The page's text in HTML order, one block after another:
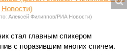
Алексей Филиппов/РИА Новости)
стал главным спикером
с поразившим многих спичем.